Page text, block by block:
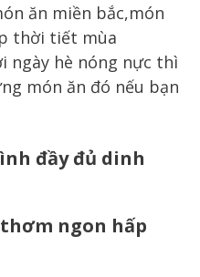
ăn miền bắc,món
thời tiết mùa
ngày hè nóng nực thì
món ăn đó nếu bạn
đầy đủ dinh
ngon hấp